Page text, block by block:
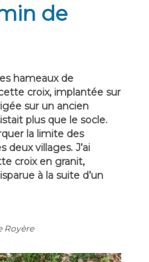
de
hameaux de
croix, implantée sur
sur un ancien
plus que le socle.
la limite des
villages. J’ai
croix en granit,
à la suite d’un
Royère